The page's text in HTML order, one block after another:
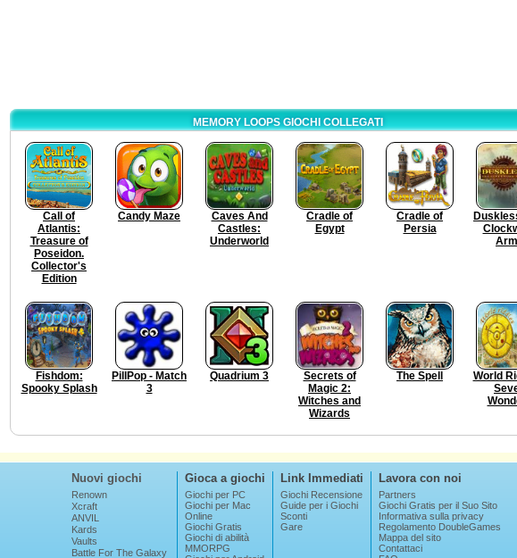
MEMORY LOOPS GIOCHI COLLEGATI
Call of
Atlantis:
Treasure of
Poseidon.
Collector's
Edition
Candy Maze
Caves And
Castles:
Underworld
Cradle of
Egypt
Cradle of
Persia
Fishdom:
Spooky Splash
PillPop - Match
3
Quadrium 3
Secrets of
Magic 2:
Witches and
Wizards
The Spell
World
Nuovi giochi
Renown
Xcraft
ANVIL
Kards
Vaults
Battle For The Galaxy
Gioca a giochi
Giochi per PC
Giochi per Mac
Online
Giochi Gratis
Giochi di abilità
MMORPG
Link Immediati
Giochi Recensione
Guide per i Giochi
Sconti
Gare
Lavora con noi
Partners
Giochi Gratis per il Suo Sito
Informativa sulla privacy
Regolamento DoubleGames
Mappa del sito
Contattaci